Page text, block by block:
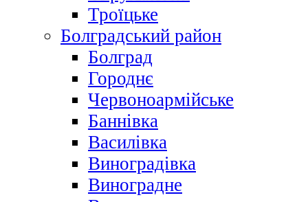
Троїцьке
Болградський район
Болград
Городнє
Червоноармійське
Баннівка
Василівка
Виноградівка
Виноградне